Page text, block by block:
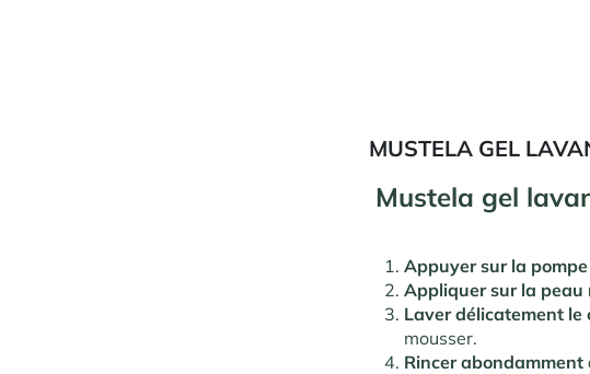
MUSTELA GEL
Mustela gel
Appuyer sur la pompe
Appliquer sur la peau
Laver délicatement le
mousser.
Rincer abondamment